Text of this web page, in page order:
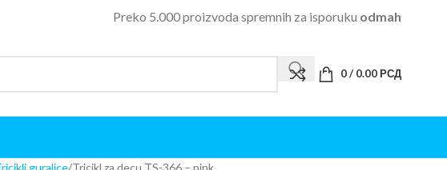
Preko 5.000 proizvoda spremnih za isporuku odmah
0/ 0.00РСД
guralice Tricikl za decu TS-366 – pink